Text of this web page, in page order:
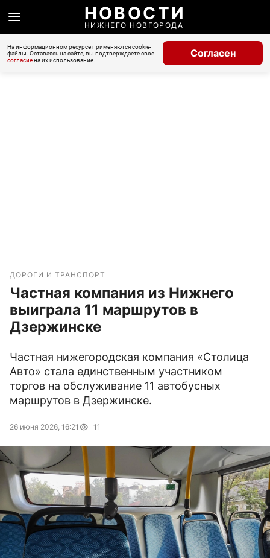
НОВОСТИ
НИЖНЕГО НОВГОРОДА
На информационном ресурсе применяются cookie-
файлы. Оставаясь на сайте, вы подтверждаете свое
согласиена их использование.
Согласен
ДОРОГИ И ТРАНСПОРТ
Частная компания из Нижнего
выиграла 11 маршрутов в
Дзержинске
Частная нижегородская компания «Столица
Авто» стала единственным участником
торгов на обслуживание 11 автобусных
маршрутов в Дзержинске.
26 июня 2026, 16:21 11